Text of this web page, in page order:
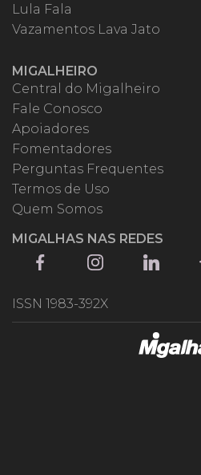
Lula Fala
Vazamentos Lava Jato
MIGALHEIRO
Central do Migalheiro
Fale Conosco
Apoiadores
Fomentadores
Perguntas Frequentes
Termos de Uso
Quem Somos
MIGALHAS NAS REDES
ISSN 1983-392X